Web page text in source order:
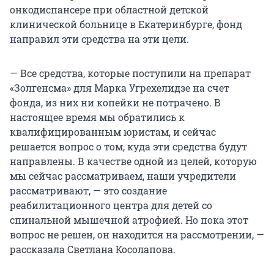
онкодиспансере при областной детской
клинической больнице в Екатеринбурге, фонд
направил эти средства на эти цели.
— Все средства, которые поступили на препарат
«Золгенсма» для Марка Угрехелидзе на счет
фонда, из них ни копейки не потрачено. В
настоящее время мы обратились к
квалифицированным юристам, и сейчас
решается вопрос о том, куда эти средства будут
направлены. В качестве одной из целей, которую
мы сейчас рассматриваем, наши учредители
рассматривают, — это создание
реабилитационного центра для детей со
спинальной мышечной атрофией. Но пока этот
вопрос не решен, он находится на рассмотрении, —
рассказала Светлана Косолапова.